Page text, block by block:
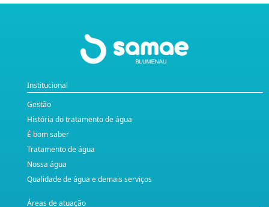
Institucional
Gestão
História do tratamento de água
É bom saber
Tratamento de água
Nossa água
Qualidade de água e demais serviços
Áreas de atuação